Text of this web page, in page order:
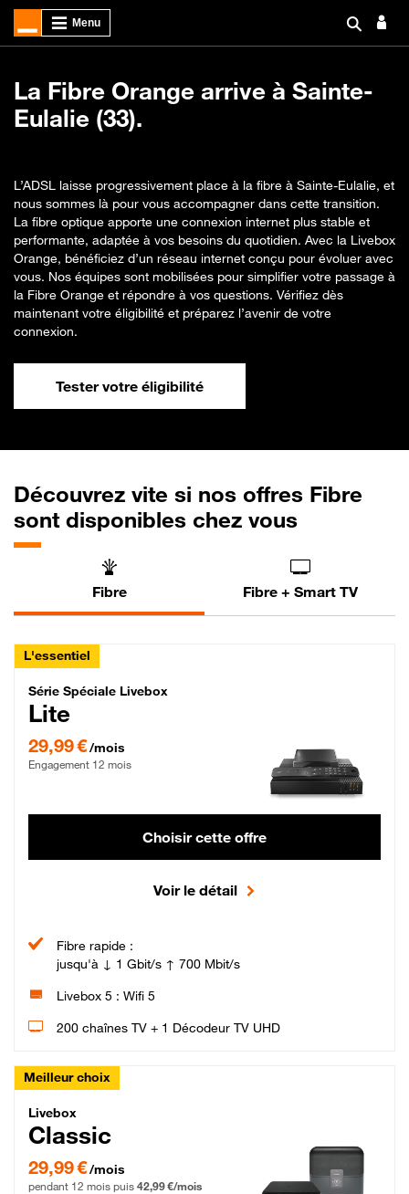
La Fibre Orange arrive à Sainte-
Eulalie (33).
L’ADSL laisse progressivement place à la fibre à Sainte-Eulalie, et
nous sommes là pour vous accompagner dans cette transition.
La fibre optique apporte une connexion internet plus stable et
performante, adaptée à vos besoins du quotidien. Avec la Livebox
Orange, bénéficiez d’un réseau internet conçu pour évoluer avec
vous. Nos équipes sont mobilisées pour simplifier votre passage à
la Fibre Orange et répondre à vos questions. Vérifiez dès
maintenant votre éligibilité et préparez l’avenir de votre
connexion.
Tester votre éligibilité
Découvrez vite si nos offres Fibre
sont disponibles chez vous
Fibre Fibre + Smart TV
L'essentiel
Série Spéciale Livebox Lite Fibre
Série Spéciale Livebox
Lite
29,99 €/mois
Engagement 12 mois
Choisir cette offre
Voir le détail
Fibre rapide :
jusqu'à ↓ 1 Gbit/s ↑ 700 Mbit/s
Livebox 5 : Wifi 5
200 chaînes TV + 1 Décodeur TV UHD
Meilleur choix
Livebox Classic Fibre
Livebox
Classic
29,99 € par mois pendant 12 mois puis 42,99 € par mois, Engagement 12 mois
29,99 €/mois
pendant 12 mois puis 42,99 €/mois